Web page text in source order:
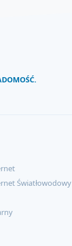
Światłowodowy